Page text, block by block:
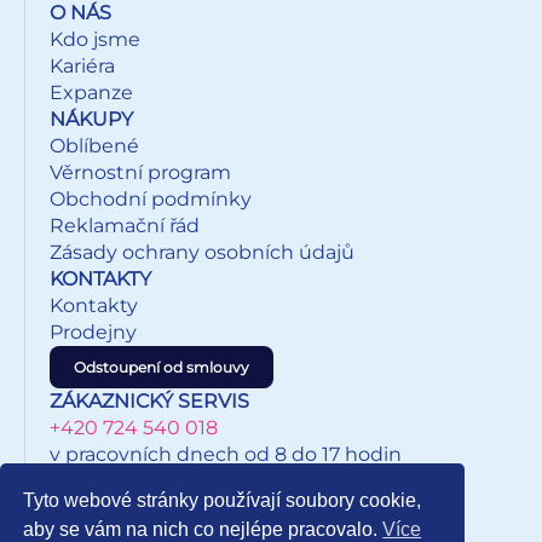
O NÁS
Kdo jsme
Kariéra
Expanze
NÁKUPY
Oblíbené
Věrnostní program
Obchodní podmínky
Reklamační řád
Zásady ochrany osobních údajů
KONTAKTY
Kontakty
Prodejny
Odstoupení od smlouvy
ZÁKAZNICKÝ SERVIS
+420 724 540 018
v pracovních dnech od 8 do 17 hodin
Tyto webové stránky používají soubory cookie,
aby se vám na nich co nejlépe pracovalo.Více